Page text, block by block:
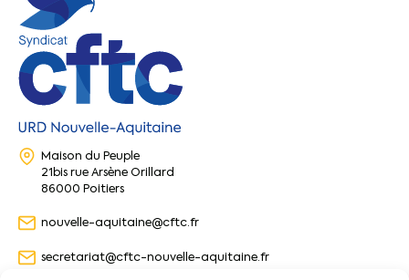
Maison du Peuple
21bis rue Arsène Orillard
86000 Poitiers
nouvelle-aquitaine@cftc.fr
secretariat@cftc-nouvelle-aquitaine.fr